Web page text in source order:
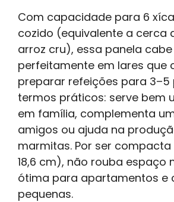
Com capacidade para 6
cozido (equivalente a cerca
arroz cru), essa panela cabe
perfeitamente em lares que
preparar refeições para 3–5
termos práticos: serve bem
em família, complementa
amigos ou ajuda na
marmitas. Por ser compacta
18,6 cm), não rouba espaço
ótima para apartamentos e
pequenas.